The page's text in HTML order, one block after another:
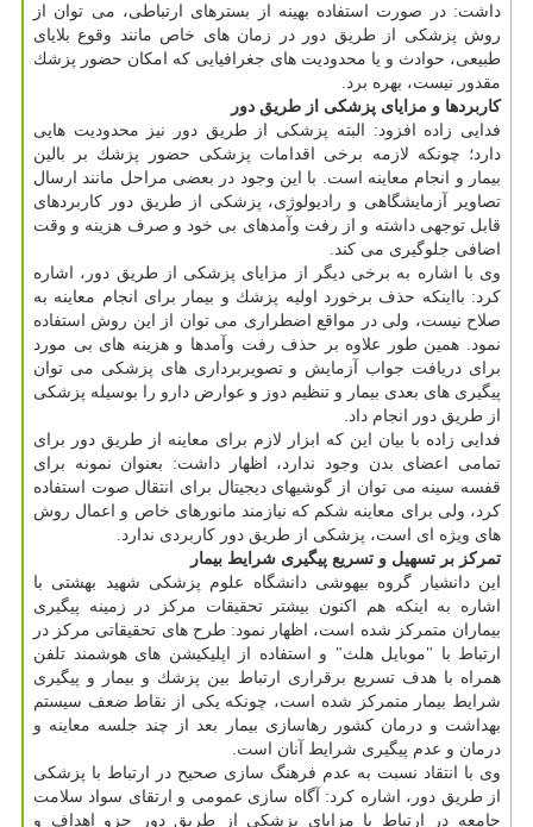
داشت: در صورت استفاده بهینه از بسترهای ارتباطی، می توان از
روش پزشكی از طریق دور در زمان های خاص مانند وقوع بلایای
طبیعی، حوادث و یا محدودیت های جغرافیایی كه امكان حضور پزشك
مقدور نیست، بهره برد.
كاربردها و مزایای پزشكی از طریق دور
فدایی زاده افزود: البته پزشكی از طریق دور نیز محدودیت هایی
دارد؛ چونكه لازمه برخی اقدامات پزشكی حضور پزشك بر بالین
بیمار و انجام معاینه است. با این وجود در بعضی مراحل مانند ارسال
تصاویر آزمایشگاهی و رادیولوژی، پزشكی از طریق دور كاربردهای
قابل توجهی داشته و از رفت وآمدهای بی خود و صرف هزینه و وقت
اضافی جلوگیری می كند.
وی با اشاره به برخی دیگر از مزایای پزشكی از طریق دور، اشاره
كرد: بااینكه حذف برخورد اولیه پزشك و بیمار برای انجام معاینه به
صلاح نیست، ولی در مواقع اضطراری می توان از این روش استفاده
نمود. همین طور علاوه بر حذف رفت وآمدها و هزینه های بی مورد
برای دریافت جواب آزمایش و تصویربرداری های پزشكی می توان
پیگیری های بعدی بیمار و تنظیم دوز و عوارض دارو را بوسیله پزشكی
از طریق دور انجام داد.
فدایی زاده با بیان این كه ابزار لازم برای معاینه از طریق دور برای
تمامی اعضای بدن وجود ندارد، اظهار داشت: بعنوان نمونه برای
قفسه سینه می توان از گوشیهای دیجیتال برای انتقال صوت استفاده
كرد، ولی برای معاینه شكم كه نیازمند مانورهای خاص و اعمال روش
های ویژه ای است، پزشكی از طریق دور كاربردی ندارد.
تمركز بر تسهیل و تسریع پیگیری شرایط بیمار
این دانشیار گروه بیهوشی دانشگاه علوم پزشكی شهید بهشتی با
اشاره به اینكه هم اكنون بیشتر تحقیقات مركز در زمینه پیگیری
بیماران متمركز شده است، اظهار نمود: طرح های تحقیقاتی مركز در
ارتباط با "موبایل هلث" و استفاده از اپلیكیشن های هوشمند تلفن
همراه با هدف تسریع برقراری ارتباط بین پزشك و بیمار و پیگیری
شرایط بیمار متمركز شده است، چونكه یكی از نقاط ضعف سیستم
بهداشت و درمان كشور رهاسازی بیمار بعد از چند جلسه معاینه و
درمان و عدم پیگیری شرایط آنان است.
وی با انتقاد نسبت به عدم فرهنگ سازی صحیح در ارتباط با پزشكی
از طریق دور، اشاره كرد: آگاه سازی عمومی و ارتقای سواد سلامت
جامعه در ارتباط با مزایای پزشكی از طریق دور جزو اهداف و